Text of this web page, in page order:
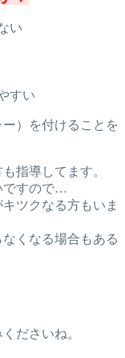
い
すい
）を付けることを
指導してます。
ですので…
ツクなる方もいま
くなる場合もある
ださいね。